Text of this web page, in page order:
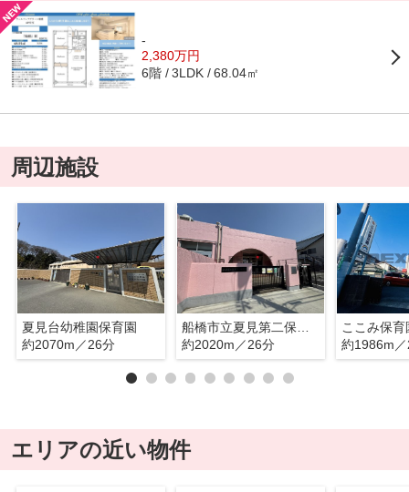
-
2,380万円
6階 3LDK 68.04㎡
周辺施設
夏見台幼稚園保育園
約2070m／26分
約2020m／26分
ここみ保育
約1986m
エリアの近い物件